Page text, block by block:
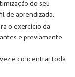
do seu
de aprendizado.
o exercício da
e previamente
e concentrar toda